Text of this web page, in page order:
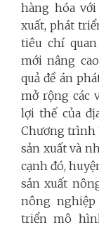
hàng hóa
xuất, phát
tiêu chí
mới nâng
quả đề án
mở rộng các
lợi thế của
Chương trình
sản xuất và
cạnh đó,
sản xuất
nông
triển mô